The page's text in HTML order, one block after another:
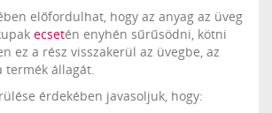
előfordulhat, hogy az anyag az üveg
ecsetén enyhén sűrűsödni, kötni
ez a rész visszakerül az üvegbe, az
termék állagát.
érdekében javasoljuk, hogy: